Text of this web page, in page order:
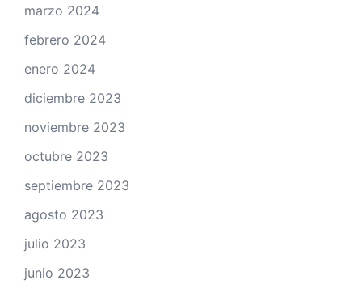
marzo 2024
febrero 2024
enero 2024
diciembre 2023
noviembre 2023
octubre 2023
septiembre 2023
agosto 2023
julio 2023
junio 2023